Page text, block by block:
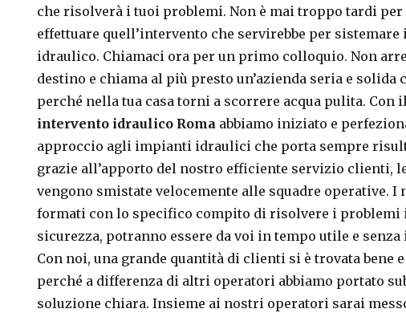
che risolverà i tuoi problemi. Non è mai troppo tardi per
effettuare quell’intervento che servirebbe per
idraulico. Chiamaci ora per un primo colloquio. Non
destino e chiama al più presto un’azienda seria e solida
perché nella tua casa torni a scorrere acqua pulita. Con
intervento idraulico Roma abbiamo iniziato e
approccio agli impianti idraulici che porta sempre
grazie all’apporto del nostro efficiente servizio clienti,
vengono smistate velocemente alle squadre operative. I
formati con lo specifico compito di risolvere i problemi
sicurezza, potranno essere da voi in tempo utile e
Con noi, una grande quantità di clienti si è trovata bene
perché a differenza di altri operatori abbiamo portato
soluzione chiara. Insieme ai nostri operatori sarai